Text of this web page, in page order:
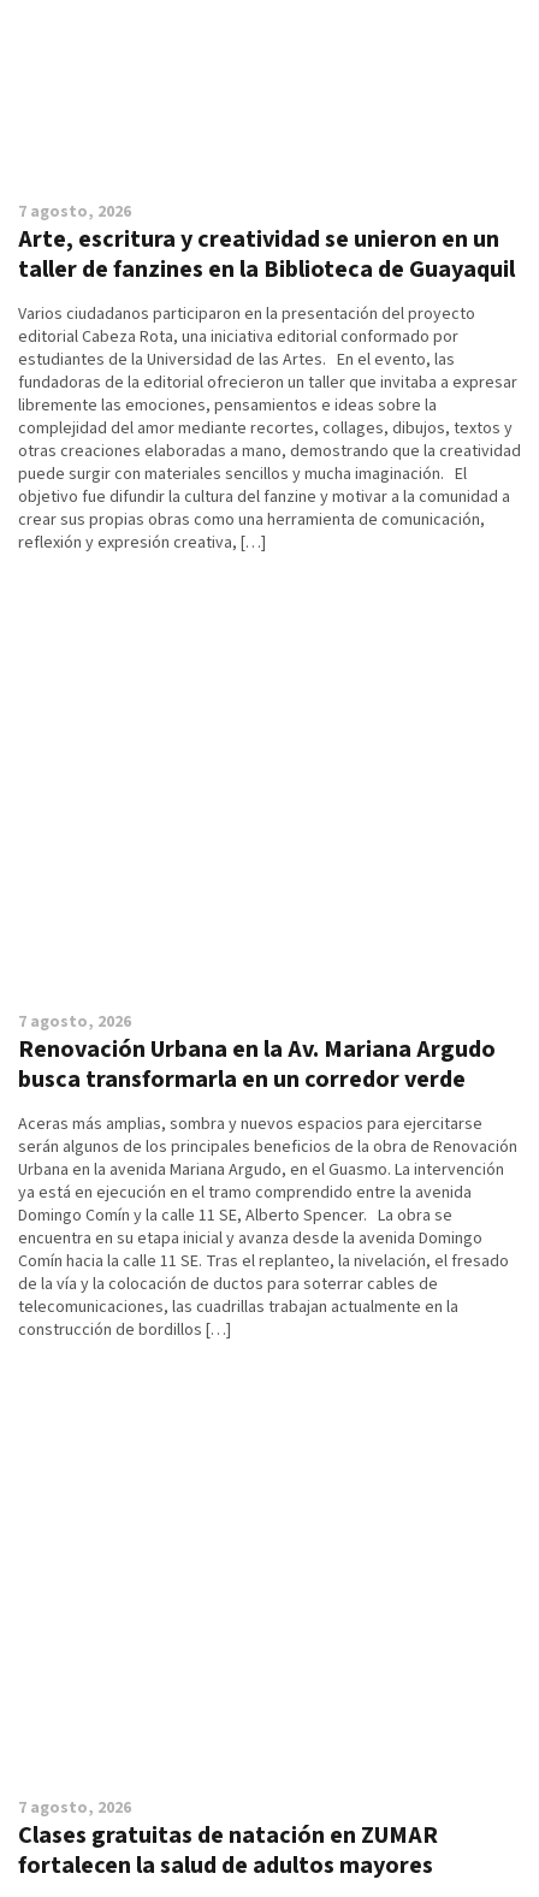
7 agosto, 2026
Arte, escritura y creatividad se unieron en un
taller de fanzines en la Biblioteca de Guayaquil
Varios ciudadanos participaron en la presentación del proyecto
editorial Cabeza Rota, una iniciativa editorial conformado por
estudiantes de la Universidad de las Artes. En el evento, las
fundadoras de la editorial ofrecieron un taller que invitaba a expresar
libremente las emociones, pensamientos e ideas sobre la
complejidad del amor mediante recortes, collages, dibujos, textos y
otras creaciones elaboradas a mano, demostrando que la creatividad
puede surgir con materiales sencillos y mucha imaginación. El
objetivo fue difundir la cultura del fanzine y motivar a la comunidad a
crear sus propias obras como una herramienta de comunicación,
reflexión y expresión creativa, […]
7 agosto, 2026
Renovación Urbana en la Av. Mariana Argudo
busca transformarla en un corredor verde
Aceras más amplias, sombra y nuevos espacios para ejercitarse
serán algunos de los principales beneficios de la obra de Renovación
Urbana en la avenida Mariana Argudo, en el Guasmo. La intervención
ya está en ejecución en el tramo comprendido entre la avenida
Domingo Comín y la calle 11 SE, Alberto Spencer. La obra se
encuentra en su etapa inicial y avanza desde la avenida Domingo
Comín hacia la calle 11 SE. Tras el replanteo, la nivelación, el fresado
de la vía y la colocación de ductos para soterrar cables de
telecomunicaciones, las cuadrillas trabajan actualmente en la
construcción de bordillos […]
7 agosto, 2026
Clases gratuitas de natación en ZUMAR
fortalecen la salud de adultos mayores